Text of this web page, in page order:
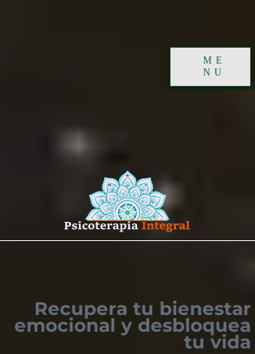
ME
NU
Recupera tu bienestar
emocional y desbloquea
tu vida